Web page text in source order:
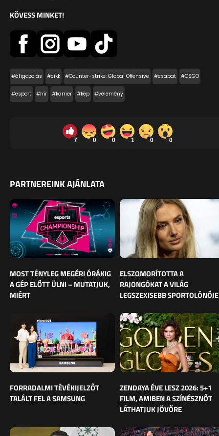
KÖVESS MINKET!
#átigazolás #cikk #Counter-strike: Global Offensive #csapat #CSGO
#esport #hír #karrier #kép #vélemény
7 0 0 1 0 0
PARTNEREINK AJÁNLATA
MOST TÉNYLEG MEGÉRI ÓRÁKIG
A GÉP ELŐTT ÜLNI – MUTATJUK,
MIÉRT
ELSZOMORÍTOTTA A
RAJONGÓKAT A VILÁG
LEGSZEXISEBB SPORTOLÓNŐJE
FORRADALMI TÉVÉKIJELZŐT
TALÁLT FEL A SAMSUNG
ZENDAYA ÉVE LESZ 2026: 5+1
FILM, AMIBEN A SZÍNÉSZNŐT
LÁTHATJUK JÖVŐRE